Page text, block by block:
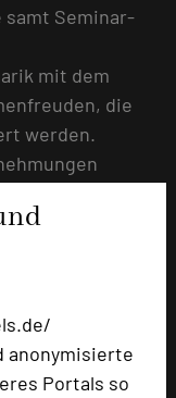
anonymisierte
Portals so
samt Seminar-
mit dem
die
werden.